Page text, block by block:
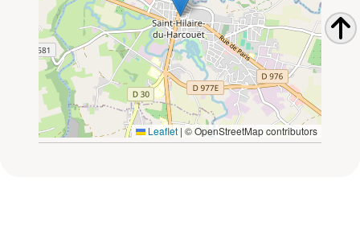
Leaflet | © OpenStreetMap contributors